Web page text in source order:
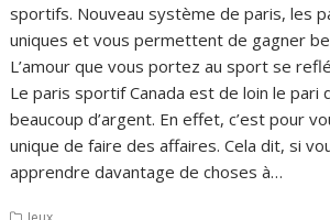
sportifs. Nouveau système de paris, les
uniques et vous permettent de gagner
L’amour que vous portez au sport se
Le paris sportif Canada est de loin le pari
beaucoup d’argent. En effet, c’est pour
unique de faire des affaires. Cela dit, si
apprendre davantage de choses à…